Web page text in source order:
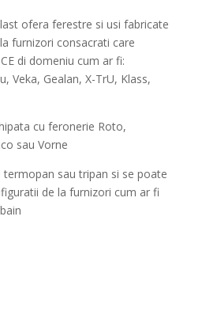
ofera ferestre si usi fabricate
furnizori consacrati care
di domeniu cum ar fi:
Veka, Gealan, X-TrU, Klass,
cu feronerie Roto,
sau Vorne
sau tripan si se poate
de la furnizori cum ar fi